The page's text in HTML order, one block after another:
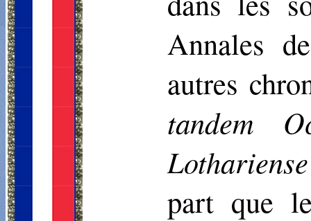
Annales
autres
tandem
Lothariense
part que